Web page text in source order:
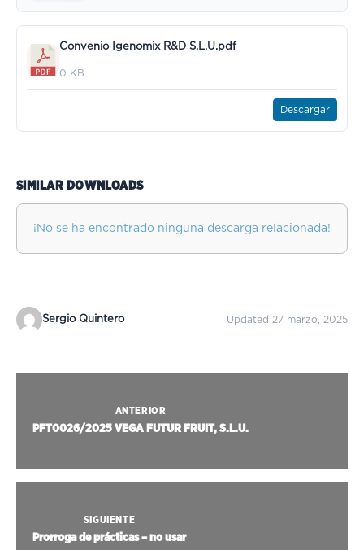
Convenio Igenomix R&D S.L.U.pdf
0 KB
Descargar
SIMILAR DOWNLOADS
¡No se ha encontrado ninguna descarga relacionada!
Sergio Quintero Updated 27 marzo, 2025
ANTERIOR
PFT0026/2025 VEGA FUTUR FRUIT, S.L.U.
SIGUIENTE
Prorroga de prácticas – no usar